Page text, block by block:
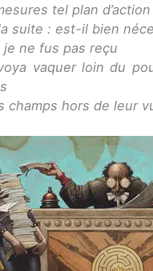
tel plan d’action
suite : est-il bien
je ne fus pas reçu
vaquer loin du
champs hors de leur